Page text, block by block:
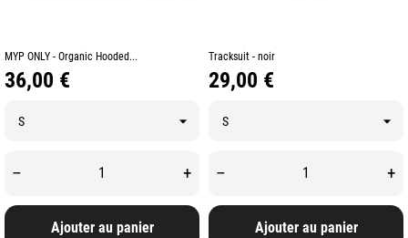
MYP ONLY - Organic Hooded...
Prix
36,00 €
– +
Ajouter au panier
Tracksuit - noir
Prix
29,00 €
– +
Ajouter au panier